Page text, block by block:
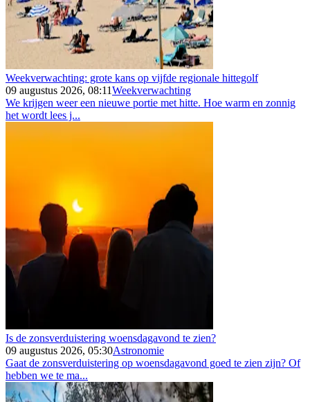
Weekverwachting: grote kans op vijfde regionale hittegolf
09 augustus 2026, 08:11Weekverwachting
We krijgen weer een nieuwe portie met hitte. Hoe warm en zonnig
het wordt lees j...
Is de zonsverduistering woensdagavond te zien?
09 augustus 2026, 05:30Astronomie
Gaat de zonsverduistering op woensdagavond goed te zien zijn? Of
hebben we te ma...